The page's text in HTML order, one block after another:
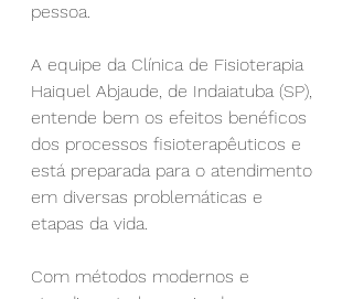
pessoa.
A equipe da Clínica de Fisioterapia
Haiquel Abjaude, de Indaiatuba (SP),
entende bem os efeitos benéficos
dos processos fisioterapêuticos e
está preparada para o atendimento
em diversas problemáticas e
etapas da vida.
Com métodos modernos e